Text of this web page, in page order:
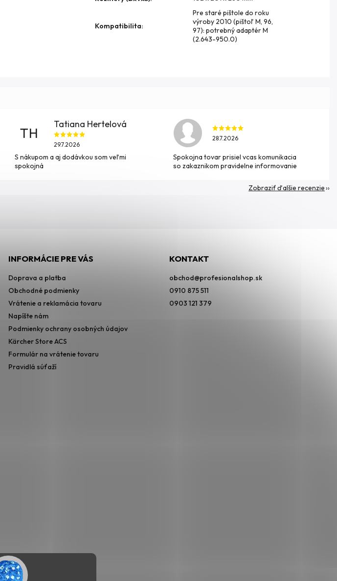
Kompatibilita:
Pre staré pištole do roku
výroby 2010 (pištoľ M, 96,
97): potrebný adaptér M
(2.643-950.0)
TH
Tatiana Hertelová
29.7.2026
S nákupom a aj dodávkou som veľmi
spokojná
28.7.2026
Spokojna tovar prisiel vcas komunikacia
so zakaznikom pravidelne informovanie
Zobraziť ďalšie recenzie
INFORMÁCIE PRE VÁS
Doprava a platba
Obchodné podmienky
Vrátenie a reklamácia tovaru
Napíšte nám
Podmienky ochrany osobných údajov
Kärcher Store ACS
Formulár na vrátenie tovaru
Pravidlá súťaží
KONTAKT
obchod@profesionalshop.sk
0910 875 511
0903 121 379